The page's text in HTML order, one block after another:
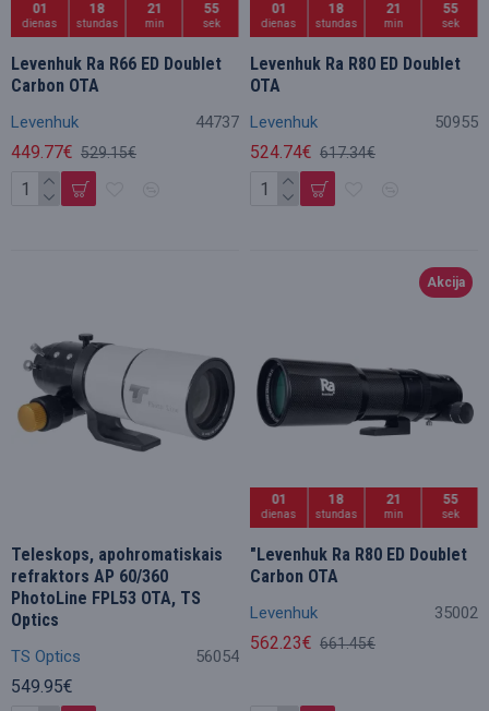
01
dienas
18
stundas
21
min
54
sek
Levenhuk 44737
Levenhuk Ra R66 ED Doublet
Carbon OTA
449.77€ 529.15€
01
dienas
18
stundas
21
min
54
sek
Levenhuk 50955
Levenhuk Ra R80 ED Doublet
OTA
524.74€ 617.34€
TS Optics 56054
Teleskops, apohromatiskais
refraktors AP 60/360
PhotoLine FPL53 OTA, TS
Optics
549.95€
Akcija
01
dienas
18
stundas
21
min
54
sek
Levenhuk 35002
"Levenhuk Ra R80 ED Doublet
Carbon OTA
562.23€ 661.45€